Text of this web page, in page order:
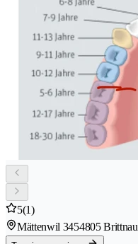
5(1)
Mättenwil 3454805 Brittnau